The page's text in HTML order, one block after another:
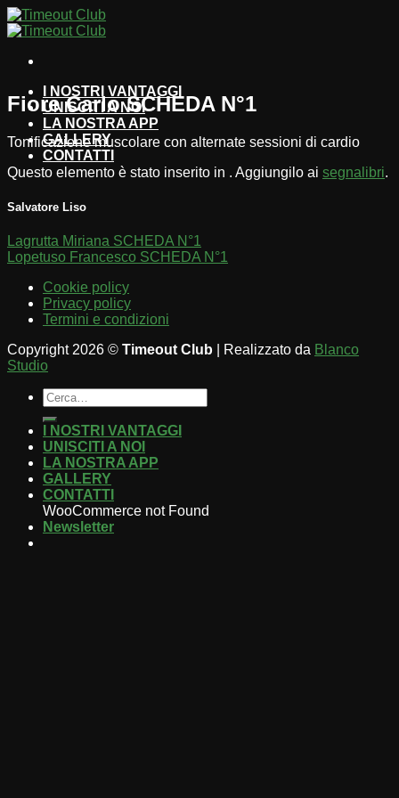
Salta
ai
I NOSTRI VANTAGGI
UNISCITI A NOI
LA NOSTRA APP
GALLERY
CONTATTI
Fiore Carlo SCHEDA N°1
Tonificazione muscolare con alternate sessioni di cardio
Questo elemento è stato inserito in . Aggiungilo ai segnalibri.
Salvatore Liso
Lagrutta Miriana SCHEDA N°1
Lopetuso Francesco SCHEDA N°1
Cookie policy
Privacy policy
Termini e condizioni
Copyright 2026 © Timeout Club | Realizzato da Blanco
Studio
I NOSTRI VANTAGGI
UNISCITI A NOI
LA NOSTRA APP
GALLERY
CONTATTI
WooCommerce not Found
Newsletter